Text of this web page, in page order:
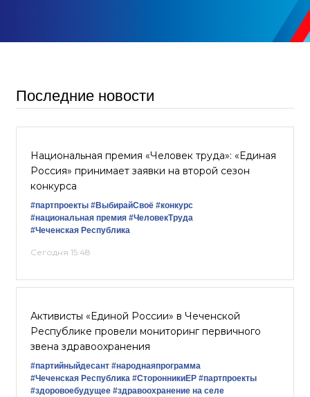
Последние новости
Национальная премия «Человек труда»: «Единая
Россия» принимает заявки на второй сезон
конкурса
#партпроекты #ВыбирайСвоё #конкурс
#национальная премия #ЧеловекТруда
#Чеченская Республика
Сегодня 15:48
Активисты «Единой России» в Чеченской
Республике провели мониторинг первичного
звена здравоохранения
#партийныйдесант #народнаяпрограмма
#Чеченская Республика #СторонникиЕР #партпроекты
#здоровоебудущее #здравоохранение на селе